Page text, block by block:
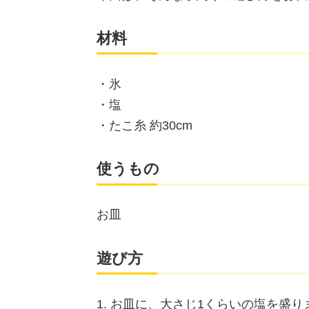
材料
・氷
・塩
・たこ糸 約30cm
使うもの
お皿
遊び方
1. お皿に、大さじ1くらいの塩を盛